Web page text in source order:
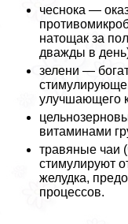
чеснока —
натощак за
дважды в
зелени —
улучшающего
витаминами
травяные чаи
стимулируют
желудка,
процессов.